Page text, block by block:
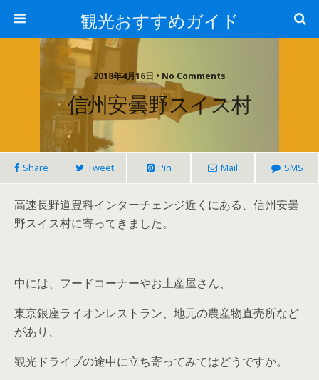
観光おすすめガイド
2018年4月16日 • No Comments
信州安曇野スイス村
Share Tweet Pin Mail SMS
高速長野道豊科インターチェンジ近くにある、信州安曇
野スイス村に寄ってきました。
中には、フードコーナーやお土産屋さん、
東京銀座ライオンレストラン、地元の農産物直売所など
があり、
観光ドライブの途中に立ち寄ってみてはどうですか。